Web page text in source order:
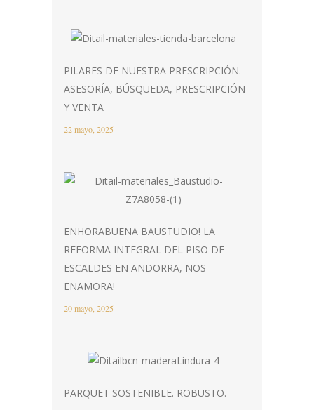
PILARES DE NUESTRA PRESCRIPCIÓN.
ASESORÍA, BÚSQUEDA, PRESCRIPCIÓN
Y VENTA
22 mayo, 2025
ENHORABUENA BAUSTUDIO! LA
REFORMA INTEGRAL DEL PISO DE
ESCALDES EN ANDORRA, NOS
ENAMORA!
20 mayo, 2025
PARQUET SOSTENIBLE. ROBUSTO.